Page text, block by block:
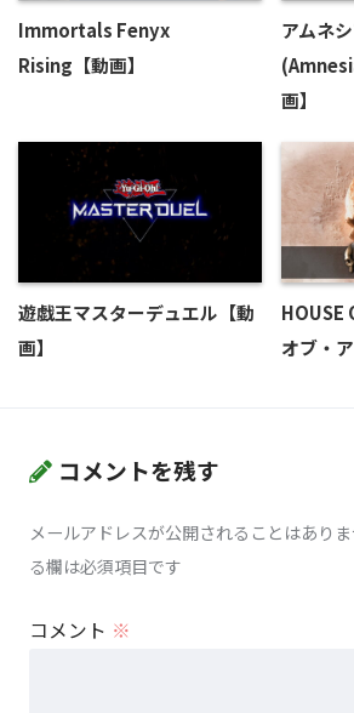
Immortals Fenyx
Rising【動画】
アムネ
画】
遊戯王マスターデュエル【動
画】
HOUSE
オブ・
コメントを残す
メールアドレスが公開されることはありま
る欄は必須項目です
コメント ※